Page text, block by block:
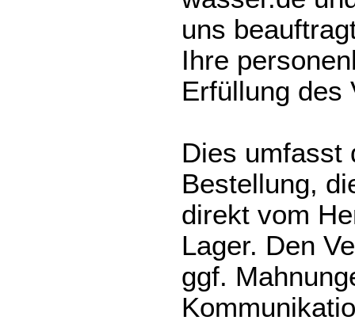
uns
Ihre
Erfüllung des
Dies umfasst
Bestellung,
direkt vom
Lager. Den
ggf.